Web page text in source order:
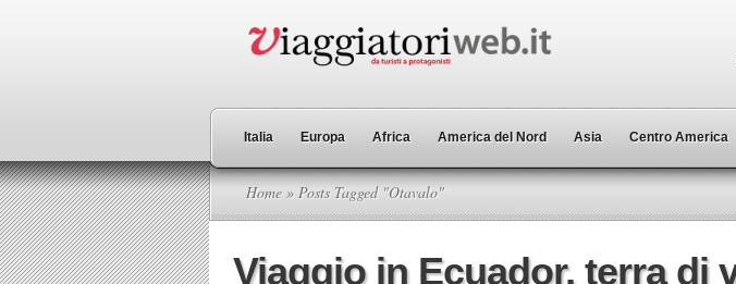
Italia Europa Africa America del Nord Asia Centro America
Home » Posts Tagged "Otavalo"
Viaggio in Ecuador, terra di